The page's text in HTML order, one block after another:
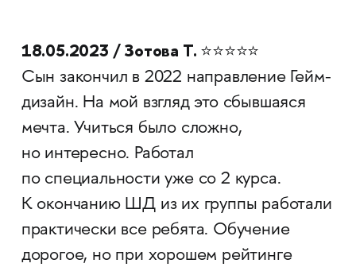
18.05.2023 / Зотова Т. ⭐⭐⭐⭐⭐
Сын закончил в 2022 направление Гейм-
дизайн. На мой взгляд это сбывшаяся
мечта. Учиться было сложно,
но интересно. Работал
по специальности уже со 2 курса.
К окончанию ШД из их группы работали
практически все ребята. Обучение
дорогое, но при хорошем рейтинге